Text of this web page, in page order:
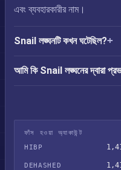
এবং ব্যবহারকারীর নাম।
Snail লঙ্ঘনটি কখন ঘটেছিল?
আমি কি Snail লঙ্ঘনের দ্বারা
ফাঁস হওয়া অ্যাকাউন্ট
HIBP
DEHASHED